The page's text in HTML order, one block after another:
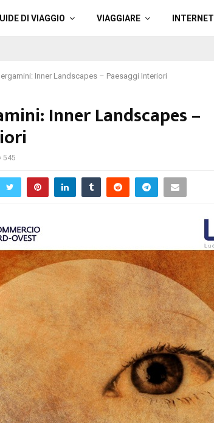
DI VIAGGIO VIAGGIARE INTERNET
Inner Landscapes – Paesaggi Interiori
Inner Landscapes –
545